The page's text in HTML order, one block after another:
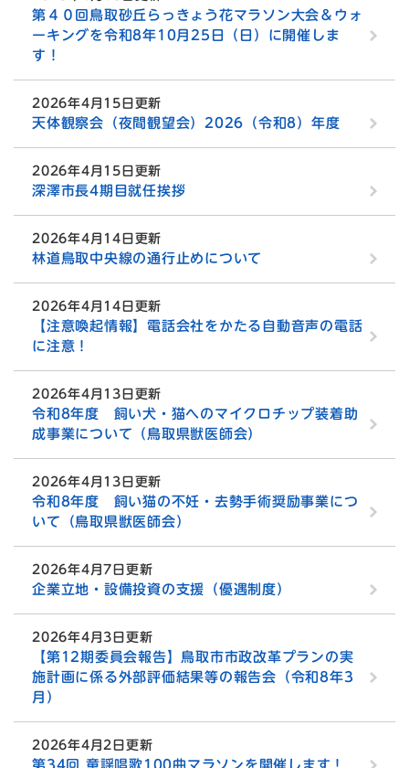
第４０回鳥取砂丘らっきょう花マラソン大会＆ウォ
ーキングを令和8年10月25日（日）に開催しま
す！
2026年4月15日更新
天体観察会（夜間観望会）2026（令和8）年度
2026年4月15日更新
深澤市長4期目就任挨拶
2026年4月14日更新
林道鳥取中央線の通行止めについて
2026年4月14日更新
【注意喚起情報】電話会社をかたる自動音声の電話
に注意！
2026年4月13日更新
令和8年度 飼い犬・猫へのマイクロチップ装着助
成事業について（鳥取県獣医師会）
2026年4月13日更新
令和8年度 飼い猫の不妊・去勢手術奨励事業につ
いて（鳥取県獣医師会）
2026年4月7日更新
企業立地・設備投資の支援（優遇制度）
2026年4月3日更新
【第12期委員会報告】鳥取市市政改革プランの実
施計画に係る外部評価結果等の報告会（令和8年3
月）
2026年4月2日更新
第34回 童謡唱歌100曲マラソンを開催します！